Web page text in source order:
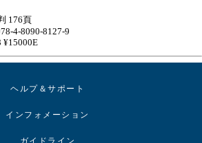
176頁
4-8090-8127-9
¥15000E
ヘルプ＆サポート
インフォメーション
ガイドライン